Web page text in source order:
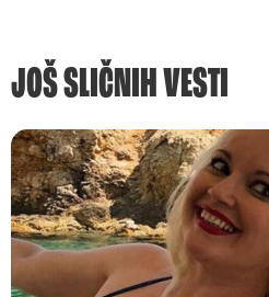
JOŠ SLIČNIH VESTI